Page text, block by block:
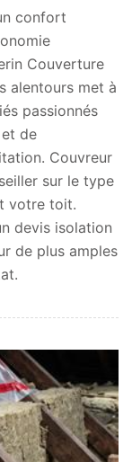
confort
Couverture
alentours met à
passionnés
de
Couvreur
sur le type
votre toit.
devis isolation
de plus amples